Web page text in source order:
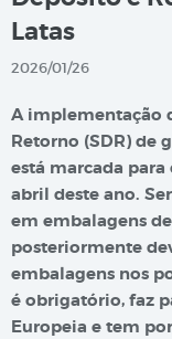
Latas
2026/01/26
A implementação
Retorno (SDR) de
está marcada
abril deste ano.
em embalagens
posteriormente
embalagens nos
é obrigatório, faz
Europeia e tem